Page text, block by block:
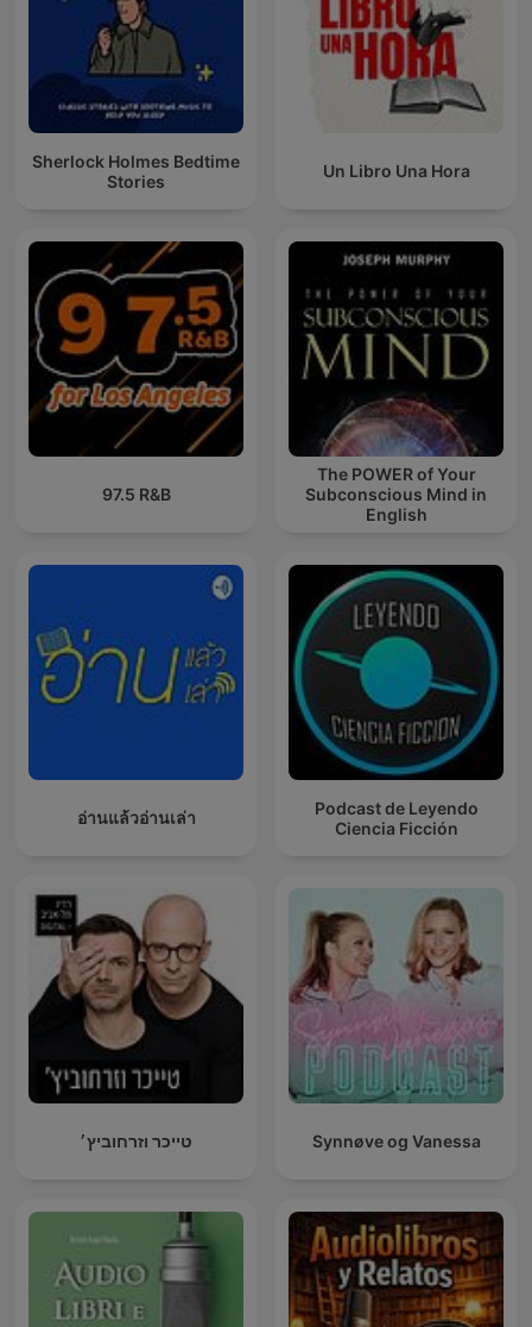
Sherlock Holmes Bedtime
Stories
Un Libro Una Hora
97.5 R&B
The POWER of Your
Subconscious Mind in
English
อ่านแล้วอ่านเล่า
Podcast de Leyendo
Ciencia Ficción
טייכר וזרחוביץ׳ Synnøve og Vanessa